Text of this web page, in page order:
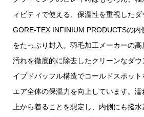
ィビティで使える、保温性を重視したダ
GORE-TEX INFINIUM PRODUCTSの内
をたっぷり封入。羽毛加工メーカーの高
汚れを徹底的に除去したクリーンなダウ
イプドバッフル構造でコールドスポッ
エア全体の保温力を向上しています。
上から着ることを想定し、内側にも撥